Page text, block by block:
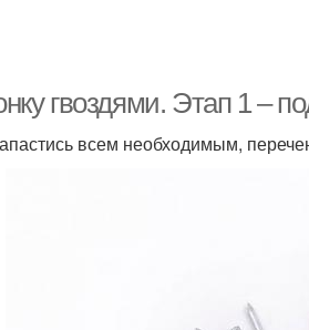
гвоздями. Этап 1 –
всем необходимым,